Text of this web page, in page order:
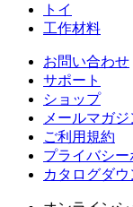
トイ
工作材料
お問い合わせ
サポート
ショップ
メールマガジ
ご利用規約
プライバシー
カタログダウ